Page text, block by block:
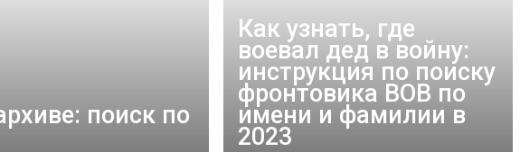
поиск по
Как узнать, где
воевал дед в войну:
инструкция по поиску
фронтовика ВОВ по
имени и фамилии в
2023